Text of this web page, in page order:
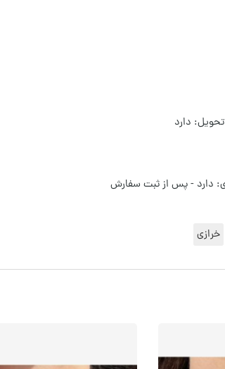
دارد
دارد - پس از ثبت سفارش
خرازی